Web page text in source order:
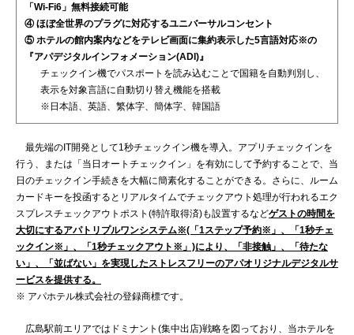
「Wi-Fi6」無料接続可能
④ ほぼ全世界のプラグに対応するユニバーサルコンセント
⑤ ホテルの館内案内などをテレビ画面に集約表示した5言語対応※の
『アパデジタルインフォメーション(ADI)』
チェックイン機でパスポートを読み込むことで国籍を自動判別し、
表示を対象言語に自動切り替え機能を搭載
※日本語、英語、繁体字、簡体字、韓国語
最先端のIT開発として1秒チェックイン機を導入。アプリチェックインを
行う、または「当日オートチェックイン」を有効にして予約することで、当
日のチェックイン手続きを大幅に簡素化することができる。さらに、ルーム
カードキーを投函するとリアルタイムでチェックアウト処理が行われるエク
スプレスチェックアウトポスト(特許取得済)も設置するなどゲストの時間を
大切にするアパトリプルワンシステム※(「1ステップ予約※」、「1秒チェ
ックイン※」、「1秒チェックアウト※」)により、「非接触」、「待たな
い」、「並ばない」を実現したストレスフリーのアパオリジナルデジタルサ
ービスを提供する。
※ アパホテル株式会社の登録商標です。
広島駅前エリアではドミナント(集中出店)戦略を図っており、当ホテルを